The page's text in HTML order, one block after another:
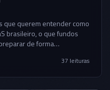
que querem entender como
brasileiro, o que fundos
de forma
37 leituras